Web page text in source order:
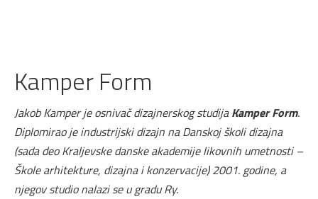
Kamper Form
Jakob Kamper je osnivač dizajnerskog studijaKamper Form.
Diplomirao je industrijski dizajn na Danskoj školi dizajna
(sada deo Kraljevske danske akademije likovnih umetnosti –
Škole arhitekture, dizajna i konzervacije) 2001. godine, a
njegov studio nalazi se u gradu Ry.